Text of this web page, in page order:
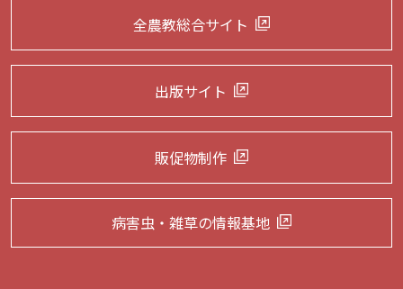
全農教総合サイト
出版サイト
販促物制作
病害虫・雑草の情報基地